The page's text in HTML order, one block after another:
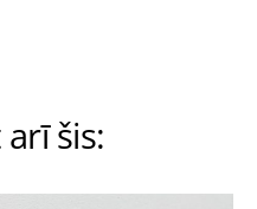
šis: